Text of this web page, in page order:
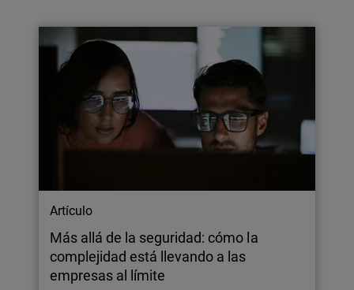
Artículo
Más allá de la seguridad: cómo la
complejidad está llevando a las
empresas al límite